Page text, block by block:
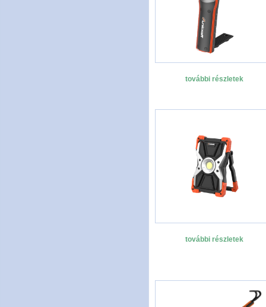
további részletek
további részletek